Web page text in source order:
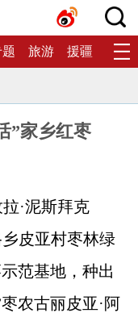
旅游 援疆 生态
”家乡红枣
·泥斯拜克
皮亚村枣林绿
范基地，种出
农古丽皮亚·阿